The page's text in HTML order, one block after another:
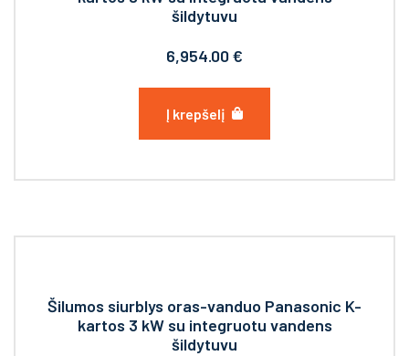
šildytuvu
6,954.00€
Į krepšelį
Šilumos siurblys oras-vanduo Panasonic K-
kartos 3 kW su integruotu vandens
šildytuvu